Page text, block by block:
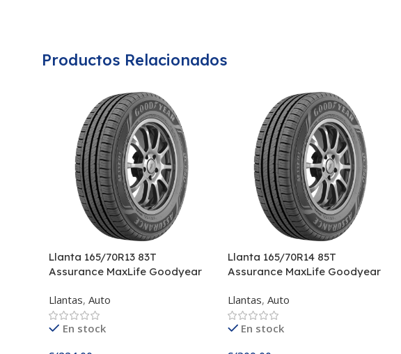
Productos Relacionados
Llanta 165/70R13 83T
Assurance MaxLife Goodyear
Llantas, Auto
En stock
Llanta 165/70R14 85T
Assurance MaxLife Goodyear
Llantas, Auto
En stock